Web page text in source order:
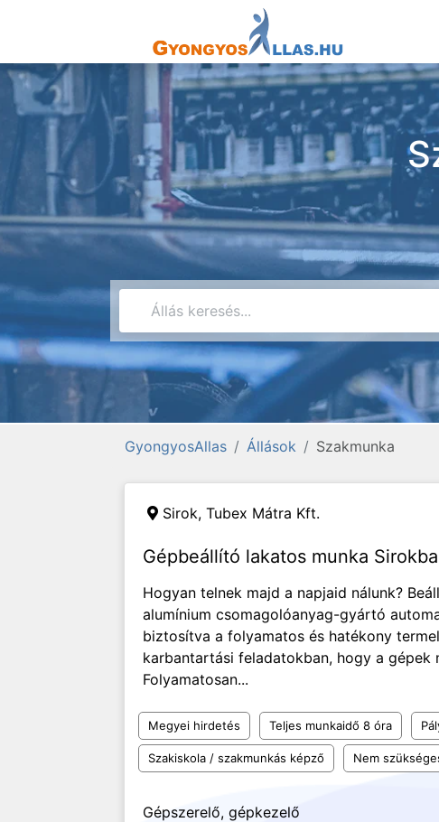
GyongyosAllas Állások Szakmunka
Sirok, Tubex Mátra Kft.
Gépbeállító lakatos munka
Hogyan telnek majd a napjaid nálunk?
alumínium csomagolóanyag-gyártó
biztosítva a folyamatos és hatékony
karbantartási feladatokban, hogy a gépek
Folyamatosan...
Megyei hirdetés Teljes munkaidő 8 óra
Szakiskola / szakmunkás képző Nem
Gépszerelő, gépkezelő